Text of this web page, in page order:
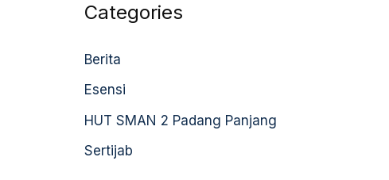
Categories
Berita
Esensi
HUT SMAN 2 Padang Panjang
Sertijab